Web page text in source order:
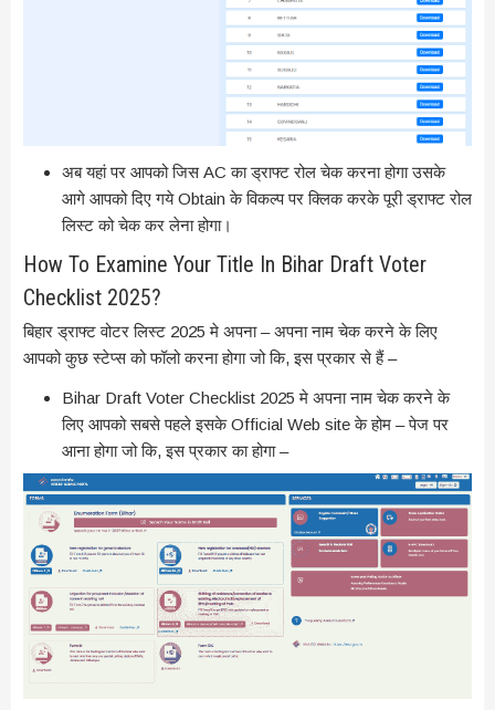
अब यहां पर आपको जिस AC का ड्राफ्ट रोल चेक करना होगा उसके
आगे आपको दिए गये Obtain के विकल्प पर क्लिक करके पूरी ड्राफ्ट रोल
लिस्ट को चेक कर लेना होगा।
How To Examine Your Title In Bihar Draft Voter
Checklist 2025?
बिहार ड्राफ्ट वोटर लिस्ट 2025 मे अपना – अपना नाम चेक करने के लिए
आपको कुछ स्टेप्स को फॉलो करना होगा जो कि, इस प्रकार से हैं –
Bihar Draft Voter Checklist 2025 मे अपना नाम चेक करने के
लिए आपको सबसे पहले इसके Official Web site के होम – पेज पर
आना होगा जो कि, इस प्रकार का होगा –